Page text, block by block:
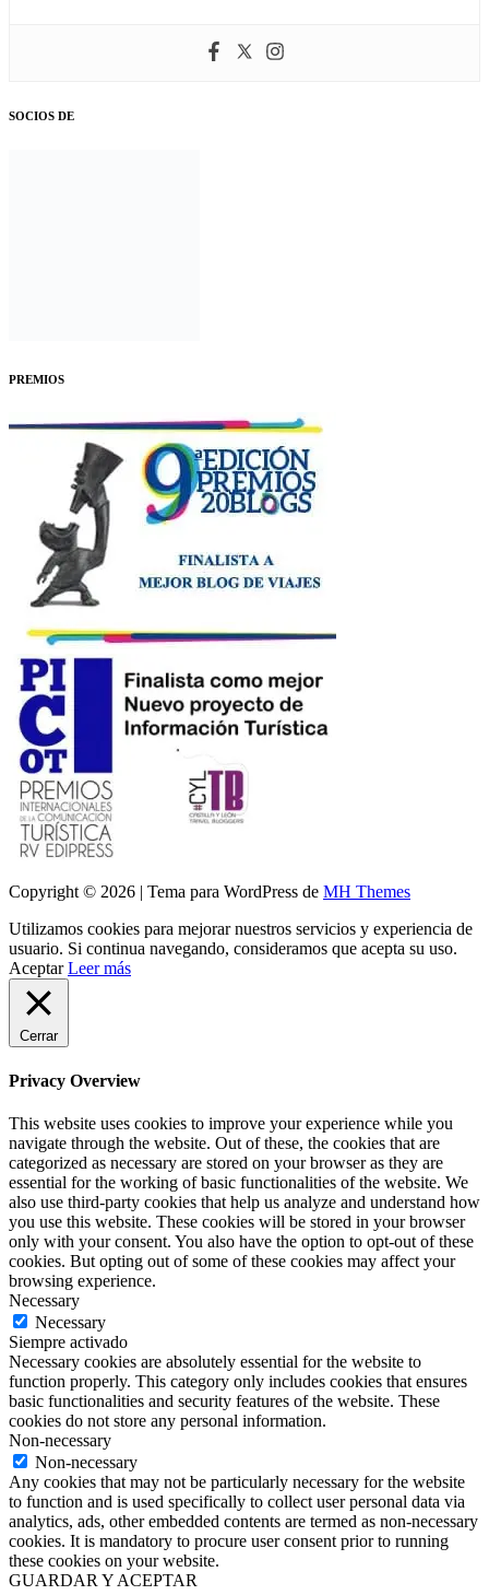
SOCIOS DE
PREMIOS
Copyright © 2026 | Tema para WordPress de MH Themes
Utilizamos cookies para mejorar nuestros servicios y experiencia de
usuario. Si continua navegando, consideramos que acepta su uso.
Aceptar Leer más
Cerrar
Privacy Overview
This website uses cookies to improve your experience while you
navigate through the website. Out of these, the cookies that are
categorized as necessary are stored on your browser as they are
essential for the working of basic functionalities of the website. We
also use third-party cookies that help us analyze and understand how
you use this website. These cookies will be stored in your browser
only with your consent. You also have the option to opt-out of these
cookies. But opting out of some of these cookies may affect your
browsing experience.
Necessary
Necessary
Siempre activado
Necessary cookies are absolutely essential for the website to
function properly. This category only includes cookies that ensures
basic functionalities and security features of the website. These
cookies do not store any personal information.
Non-necessary
Non-necessary
Any cookies that may not be particularly necessary for the website
to function and is used specifically to collect user personal data via
analytics, ads, other embedded contents are termed as non-necessary
cookies. It is mandatory to procure user consent prior to running
these cookies on your website.
GUARDAR Y ACEPTAR